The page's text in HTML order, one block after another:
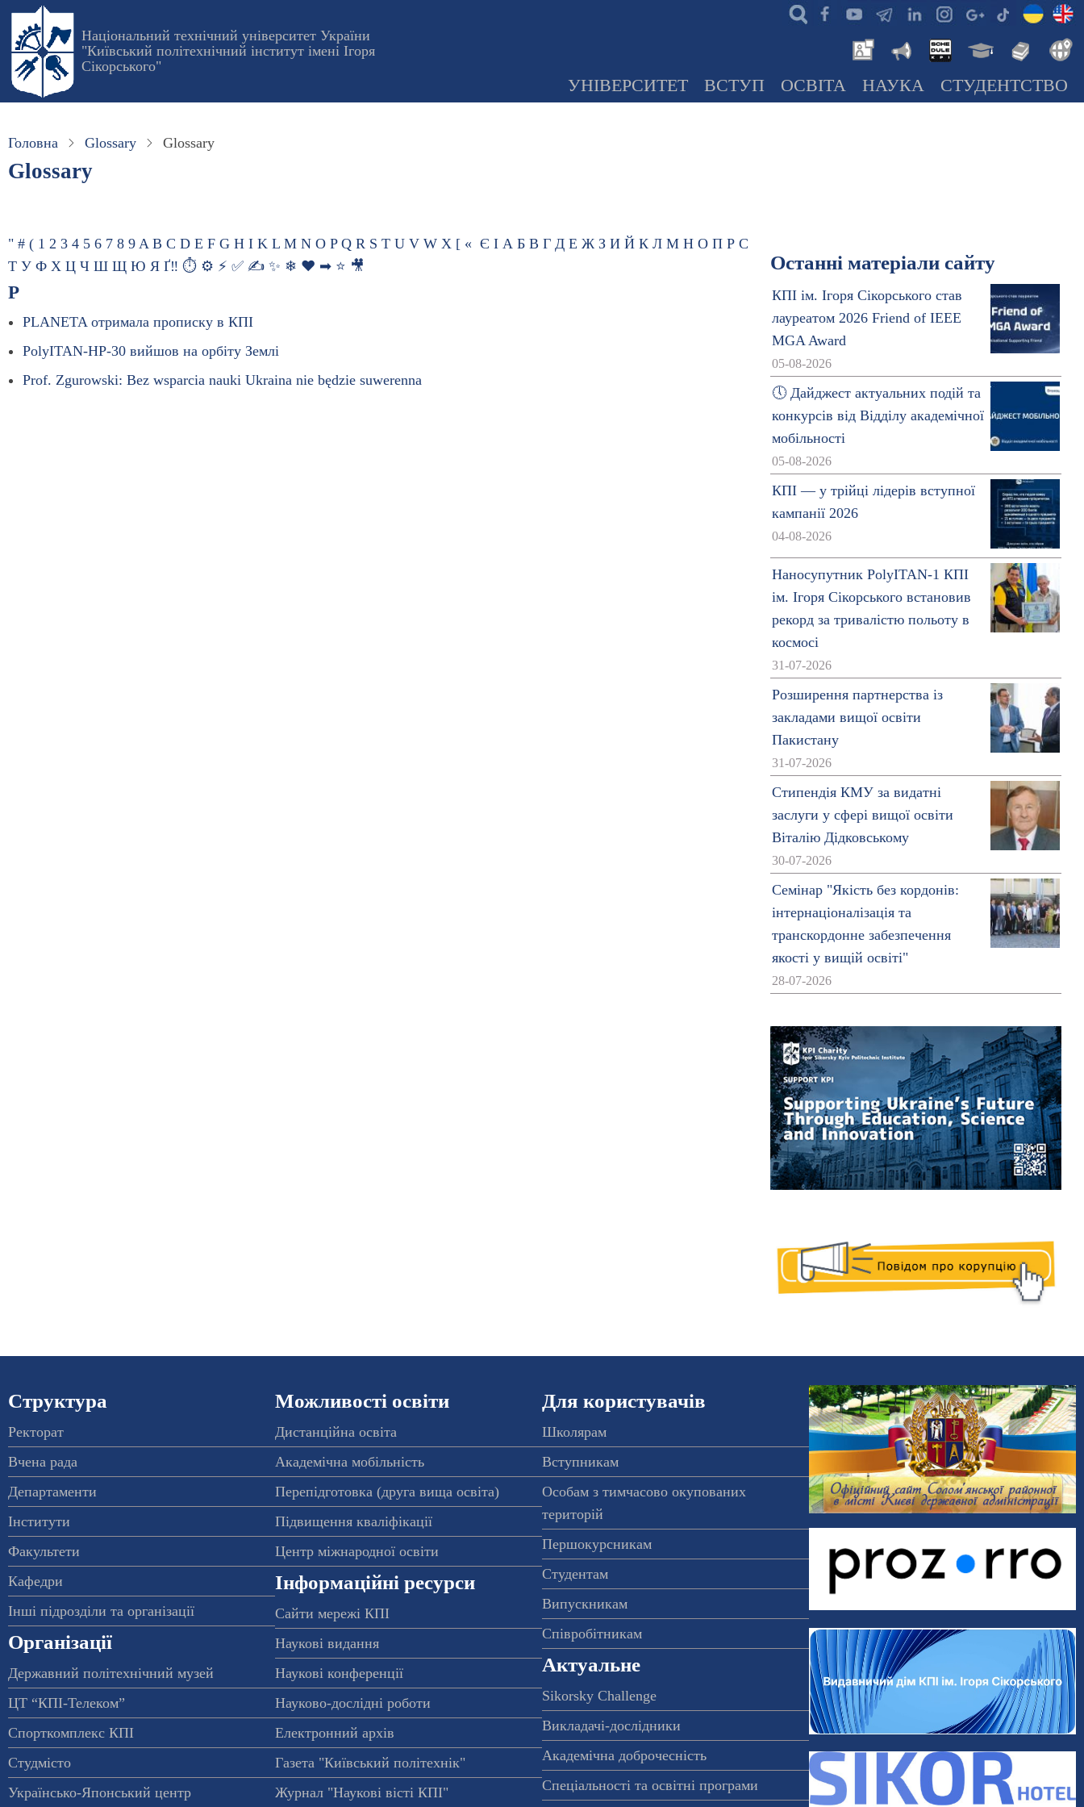
Перейти
основного
вмісту
Національний технічний університет України
"Київський політехнічний інститут імені Ігоря
Сікорського"
УНІВЕРСИТЕТ ВСТУП ОСВІТА НАУКА СТУДЕНТСТВО
Головна Glossary Glossary
Glossary
" # ( 1 2 3 4 5 6 7 8 9 A B C D E F G H I K L M N O P Q R S T U V W X [ « Є І А Б В Г Д Е Ж З И Й К Л М Н О П Р С
Т У Ф Х Ц Ч Ш Щ Ю Я Ґ‼ ⏱ ⚙ ⚡ ✅ ✍ ✨ ❄ ❤ ➡ ⭐ 🎥
P
PLANETA отримала прописку в КПІ
PolyITAN-HP-30 вийшов на орбіту Землі
Prof. Zgurowski: Bez wsparcia nauki Ukraina nie będzie suwerenna
Останні матеріали сайту
КПІ ім. Ігоря Сікорського став
лауреатом 2026 Friend of IEEE
MGA Award
05-08-2026
🕔 Дайджест актуальних подій та
конкурсів від Відділу академічної
мобільності
05-08-2026
КПІ — у трійці лідерів вступної
кампанії 2026
04-08-2026
Наносупутник PolyITAN-1 КПІ
ім. Ігоря Сікорського встановив
рекорд за тривалістю польоту в
космосі
31-07-2026
Розширення партнерства із
закладами вищої освіти
Пакистану
31-07-2026
Стипендія КМУ за видатні
заслуги у сфері вищої освіти
Віталію Дідковському
30-07-2026
Семінар "Якість без кордонів:
інтернаціоналізація та
транскордонне забезпечення
якості у вищій освіті"
28-07-2026
Структура
Ректорат
Вчена рада
Департаменти
Інститути
Факультети
Кафедри
Інші підрозділи та організації
Організації
Державний політехнічний музей
ЦТ “КПІ-Телеком”
Спорткомплекс КПІ
Студмісто
Українсько-Японський центр
Можливості освіти
Дистанційна освіта
Академічна мобільність
Перепідготовка (друга вища освіта)
Підвищення кваліфікації
Центр міжнародної освіти
Інформаційні ресурси
Сайти мережі КПІ
Наукові видання
Наукові конференції
Науково-дослідні роботи
Електронний архів
Газета "Київський політехнік"
Журнал "Наукові вісті КПІ"
Для користувачів
Школярам
Вступникам
Особам з тимчасово окупованих
територій
Першокурсникам
Студентам
Випускникам
Співробітникам
Актуальне
Sikorsky Challenge
Викладачі-дослідники
Академічна доброчесність
Спеціальності та освітні програми